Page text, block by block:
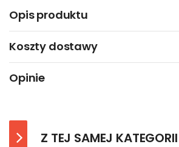
Opis produktu
Koszty dostawy
Opinie
Z TEJ SAMEJ KATEGORII